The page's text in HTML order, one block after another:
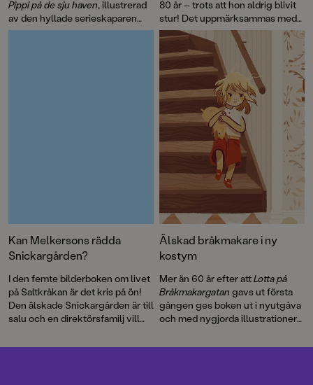
Pippi på de sju haven, illustrerad
av den hyllade serieskaparen
Fabian Göranson. Astrid
80 år – trots att hon aldrig blivit
stur! Det uppmärksammas med
flera böcker, däribland David
Känner du Astrid
Lindgrenoch en
genomillustrerad version av
Pippi på de sju haven.
Kan Melkersons rädda
Snickargården?
I den femte bilderboken om livet
på Saltkråkan är det kris på ön!
Den älskade Snickargården är till
salu och en direktörsfamilj vill
bygga en bungalow …
Älskad bråkmakare i ny
kostym
Mer än 60 år efter attLotta på
Bråkmakargatan gavs ut första
gången ges boken ut i nyutgåva
och med nygjorda illustrationer